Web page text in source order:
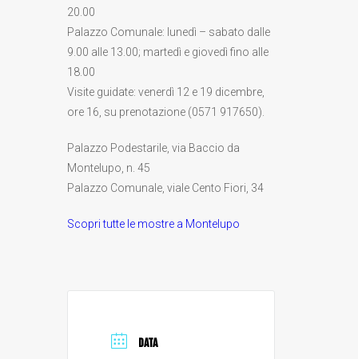
20.00
Palazzo Comunale: lunedì – sabato dalle
9.00 alle 13.00; martedì e giovedì fino alle
18.00
Visite guidate: venerdì 12 e 19 dicembre,
ore 16, su prenotazione (0571 917650).
Palazzo Podestarile, via Baccio da
Montelupo, n. 45
Palazzo Comunale, viale Cento Fiori, 34
Scopri tutte le mostre a Montelupo
DATA